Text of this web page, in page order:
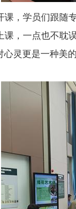
，学员们跟随
，一点也不耽
心灵更是一种美